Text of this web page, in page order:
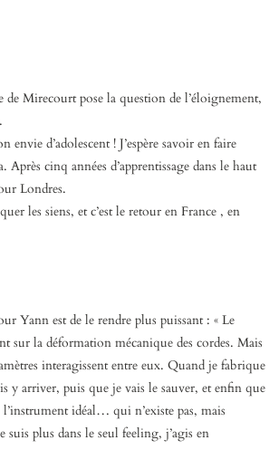
de Mirecourt pose la question de l’éloignement,
d’adolescent ! J’espère savoir en faire
cinq années d’apprentissage dans le haut
Londres.
les siens, et c’est le retour en France , en
Yann est de le rendre plus puissant : « Le
sur la déformation mécanique des cordes. Mais
interagissent entre eux. Quand je fabrique
arriver, puis que je vais le sauver, et enfin que
idéal… qui n’existe pas, mais
plus dans le seul feeling, j’agis en